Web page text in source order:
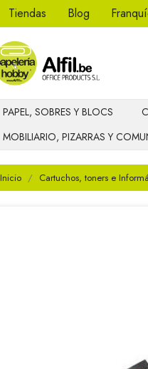
Tiendas Blog
PAPEL, SOBRES Y BLOCS
MOBILIARIO, PIZARRAS Y
Inicio Cartuchos, toners e